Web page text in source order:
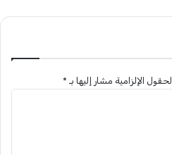
الحقول الإلزامية مشار إليها بـ *